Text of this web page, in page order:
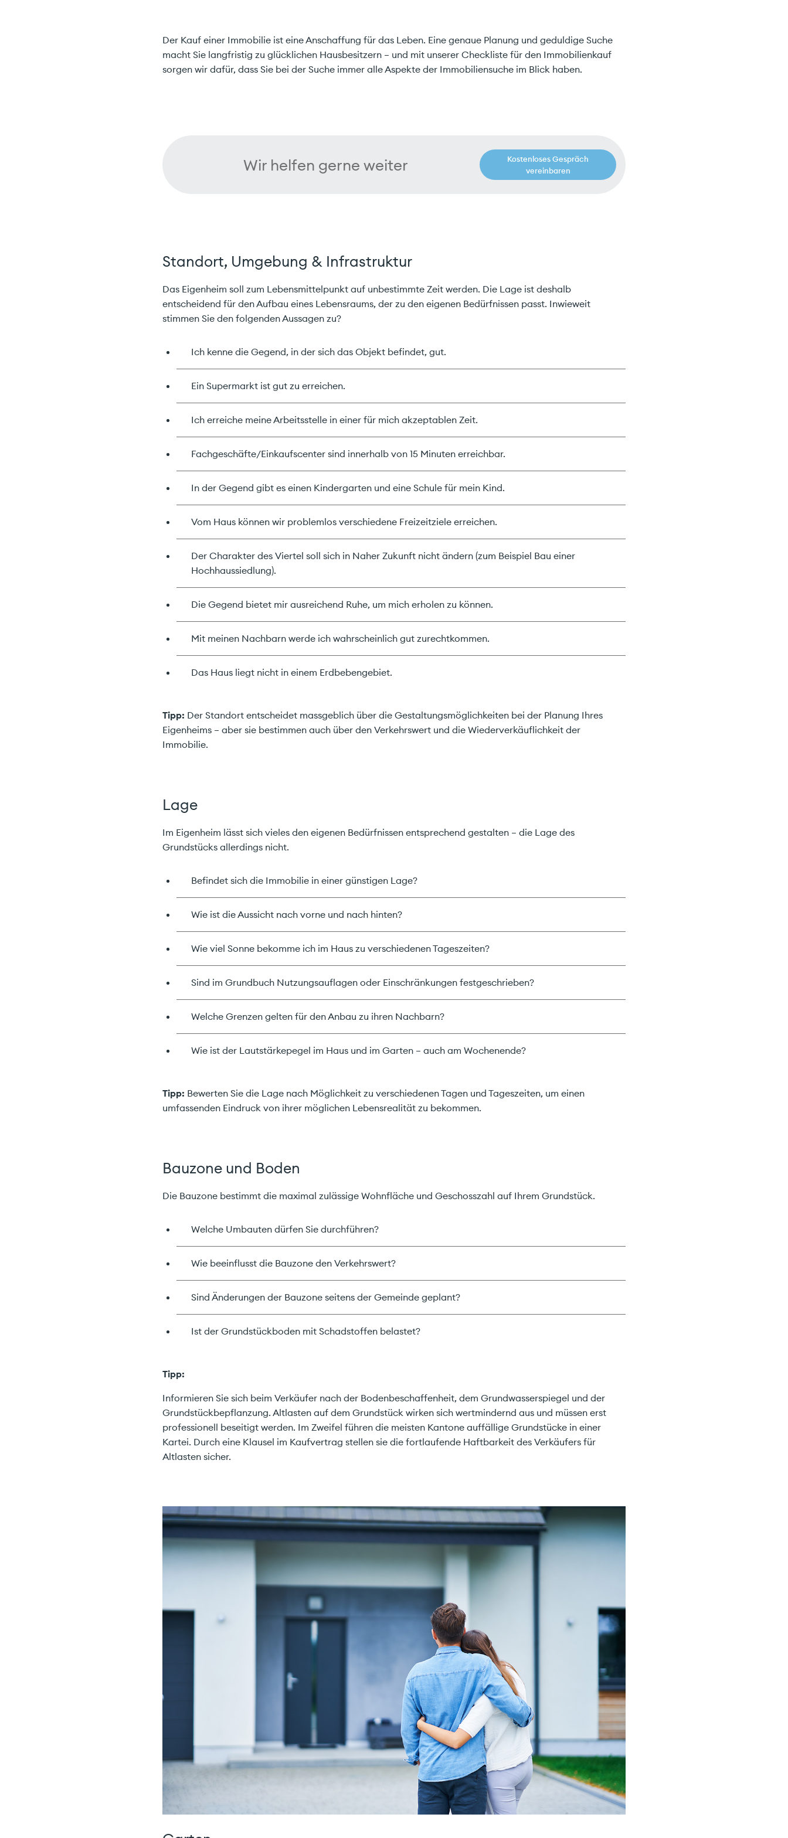
Der Kauf einer Immobilie ist eine Anschaffung für das Leben. Eine genaue Planung und geduldige Suche
macht Sie langfristig zu glücklichen Hausbesitzern – und mit unserer Checkliste für den Immobilienkauf
sorgen wir dafür, dass Sie bei der Suche immer alle Aspekte der Immobiliensuche im Blick haben.
Wir helfen gerne weiter
Kostenloses Gespräch
vereinbaren
Standort, Umgebung & Infrastruktur
Das Eigenheim soll zum Lebensmittelpunkt auf unbestimmte Zeit werden. Die Lage ist deshalb
entscheidend für den Aufbau eines Lebensraums, der zu den eigenen Bedürfnissen passt. Inwieweit
stimmen Sie den folgenden Aussagen zu?
Ich kenne die Gegend, in der sich das Objekt befindet, gut.
Ein Supermarkt ist gut zu erreichen.
Ich erreiche meine Arbeitsstelle in einer für mich akzeptablen Zeit.
Fachgeschäfte/Einkaufscenter sind innerhalb von 15 Minuten erreichbar.
In der Gegend gibt es einen Kindergarten und eine Schule für mein Kind.
Vom Haus können wir problemlos verschiedene Freizeitziele erreichen.
Der Charakter des Viertel soll sich in Naher Zukunft nicht ändern (zum Beispiel Bau einer
Hochhaussiedlung).
Die Gegend bietet mir ausreichend Ruhe, um mich erholen zu können.
Mit meinen Nachbarn werde ich wahrscheinlich gut zurechtkommen.
Das Haus liegt nicht in einem Erdbebengebiet.
Tipp: Der Standort entscheidet massgeblich über die Gestaltungsmöglichkeiten bei der Planung Ihres
Eigenheims – aber sie bestimmen auch über den Verkehrswert und die Wiederverkäuflichkeit der
Immobilie.
Lage
Im Eigenheim lässt sich vieles den eigenen Bedürfnissen entsprechend gestalten – die Lage des
Grundstücks allerdings nicht.
Befindet sich die Immobilie in einer günstigen Lage?
Wie ist die Aussicht nach vorne und nach hinten?
Wie viel Sonne bekomme ich im Haus zu verschiedenen Tageszeiten?
Sind im Grundbuch Nutzungsauflagen oder Einschränkungen festgeschrieben?
Welche Grenzen gelten für den Anbau zu ihren Nachbarn?
Wie ist der Lautstärkepegel im Haus und im Garten – auch am Wochenende?
Tipp: Bewerten Sie die Lage nach Möglichkeit zu verschiedenen Tagen und Tageszeiten, um einen
umfassenden Eindruck von ihrer möglichen Lebensrealität zu bekommen.
Bauzone und Boden
Die Bauzone bestimmt die maximal zulässige Wohnfläche und Geschosszahl auf Ihrem Grundstück.
Welche Umbauten dürfen Sie durchführen?
Wie beeinflusst die Bauzone den Verkehrswert?
Sind Änderungen der Bauzone seitens der Gemeinde geplant?
Ist der Grundstückboden mit Schadstoffen belastet?
Tipp:
Informieren Sie sich beim Verkäufer nach der Bodenbeschaffenheit, dem Grundwasserspiegel und der
Grundstückbepflanzung. Altlasten auf dem Grundstück wirken sich wertmindernd aus und müssen erst
professionell beseitigt werden. Im Zweifel führen die meisten Kantone auffällige Grundstücke in einer
Kartei. Durch eine Klausel im Kaufvertrag stellen sie die fortlaufende Haftbarkeit des Verkäufers für
Altlasten sicher.
Starten Sie hier mit uns.
Unverbindlich & effizient.
Privatkunde Geschäftskunde
Ich stimme denDatenschutzrichtlinienzu!
4054 Basel